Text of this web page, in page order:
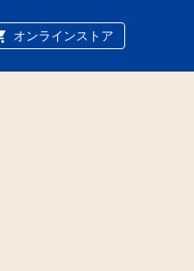
オンラインストア